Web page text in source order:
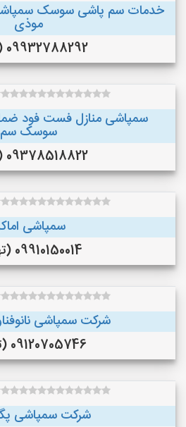
خدمات سم پاشی سوسک
موذی
09932788292 (تبریز)
سمپاشی منازل فست فود
سوسک سم
09378518822 (تبریز)
سمپاشی
09910150014 (تهران)
شرکت سمپاشی
09120705746 (تهران)
شرکت سمپاشی